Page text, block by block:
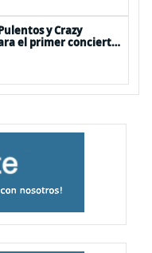
y Crazy
el primer concierto